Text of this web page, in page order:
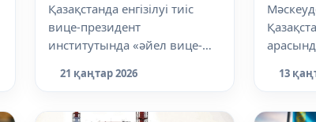
Қазақстанда енгізілуі тиіс
вице-президент
институтында «әйел вице-
қарастырылған дейді,...
21 қаңтар 2026 13